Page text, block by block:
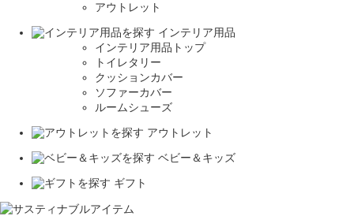
アウトレット
インテリア用品
インテリア用品トップ
トイレタリー
クッションカバー
ソファーカバー
ルームシューズ
アウトレット
ベビー＆キッズ
ギフト